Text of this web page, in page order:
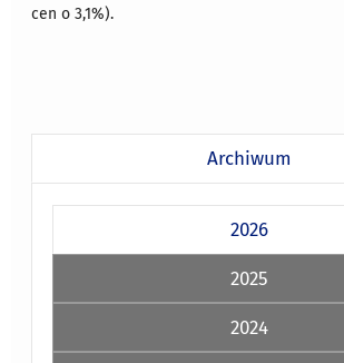
cen o 3,1%).
Archiwum
2026
2025
2024